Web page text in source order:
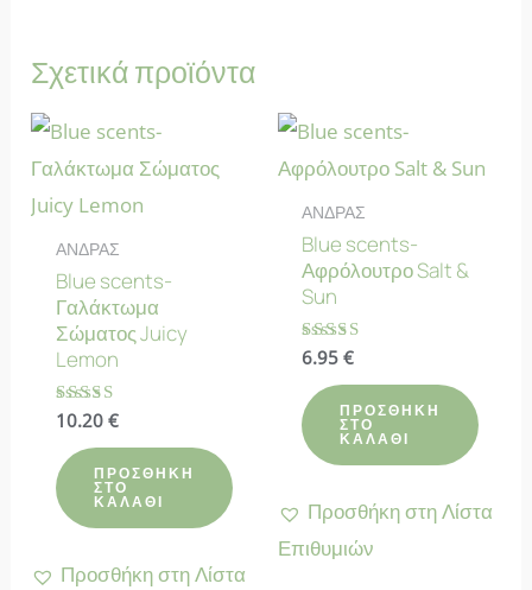
Σχετικά προϊόντα
ΑΝΔΡΑΣ
Blue scents-
Γαλάκτωμα
Σώματος Juicy
Lemon
Βαθμολογήθηκε
4.43
από 5
10.20 €
ΠΡΟΣΘΉΚΗ
ΣΤΟ
ΚΑΛΆΘΙ
Προσθήκη στη Λίστα
ΑΝΔΡΑΣ
Blue scents-
Αφρόλουτρο Salt &
Sun
Βαθμολογήθηκε
4.67
από 5
6.95€
ΠΡΟΣΘΉΚΗ
ΣΤΟ
ΚΑΛΆΘΙ
Προσθήκη στη Λίστα
Επιθυμιών